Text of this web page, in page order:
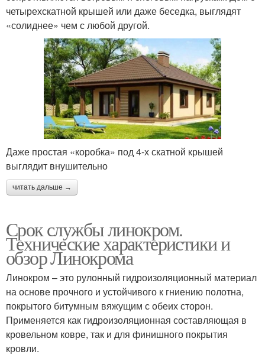
четырехскатной крышей или даже беседка, выглядят
«солиднее» чем с любой другой.
Даже простая «коробка» под 4-х скатной крышей
выглядит внушительно
читать дальше →
Срок службы линокром.
Технические характеристики и
обзор Линокрома
Линокром – это рулонный гидроизоляционный материал
на основе прочного и устойчивого к гниению полотна,
покрытого битумным вяжущим с обеих сторон.
Применяется как гидроизоляционная составляющая в
кровельном ковре, так и для финишного покрытия
кровли.